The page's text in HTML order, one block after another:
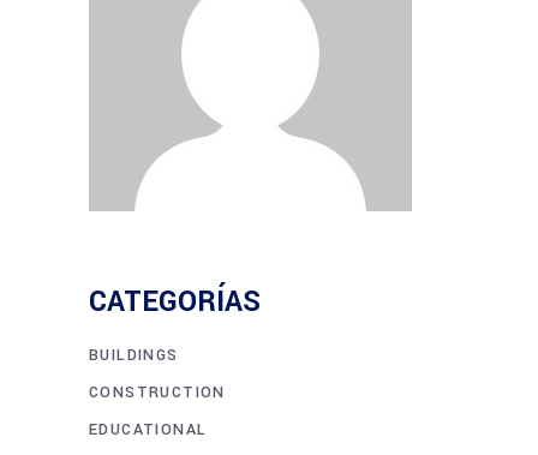
CATEGORÍAS
BUILDINGS
CONSTRUCTION
EDUCATIONAL